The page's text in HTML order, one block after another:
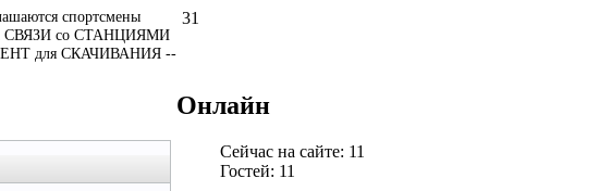
спортсмены
со СТАНЦИЯМИ
для СКАЧИВАНИЯ --
31
Онлайн
Сейчас на сайте: 11
Гостей: 11